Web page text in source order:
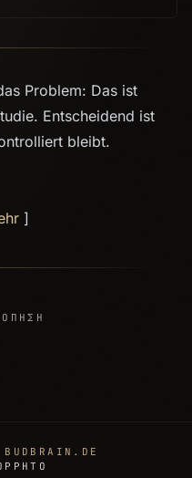
Problem: Das ist
Entscheidend ist
bleibt.
]